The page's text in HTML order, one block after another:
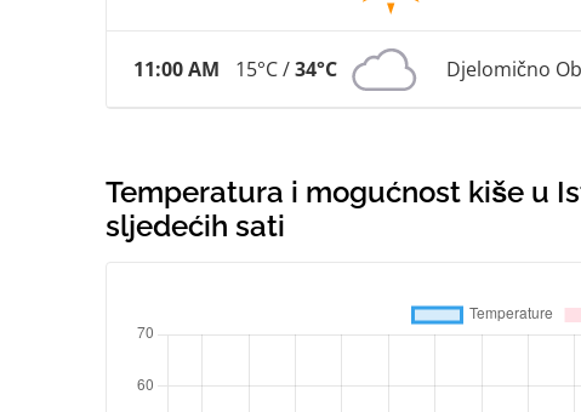
11:00 AM 15°C /34°C Djelomično
Temperatura i mogućnost kiše u
sljedećih sati